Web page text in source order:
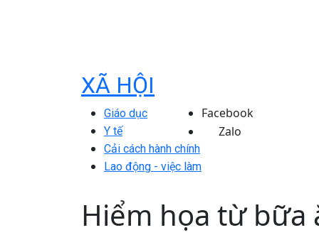
XÃ HỘI
Giáo dục
Y tế
Cải cách hành chính
Lao động - việc làm
Facebook
Zalo
Hiểm họa từ bữa